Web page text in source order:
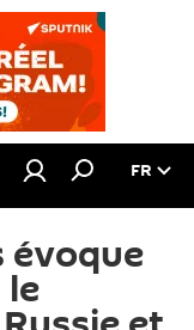
FR
évoque